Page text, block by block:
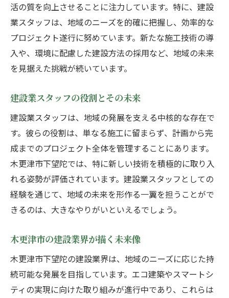
活の質を向上させることに注力しています。特に、建設
業スタッフは、地域のニーズを的確に把握し、効率的な
プロジェクト遂行に努めています。新たな施工技術の導
入や、環境に配慮した建設方法の採用など、地域の未来
を見据えた挑戦が続いています。
建設業スタッフの役割とその未来
建設業スタッフは、地域の発展を支える中核的な存在で
す。彼らの役割は、単なる施工に留まらず、計画から完
成までのプロジェクト全体を管理することにあります。
木更津市下望陀では、特に新しい技術を積極的に取り入
れる姿勢が評価されています。建設業スタッフとしての
経験を通じて、地域の未来を形作る一翼を担うことがで
きるのは、大きなやりがいといえるでしょう。
木更津市の建設業界が描く未来像
木更津市下望陀の建設業界は、地域のニーズに応じた持
続可能な発展を目指しています。エコ建築やスマートシ
ティの実現に向けた取り組みが進行中であり、これらは